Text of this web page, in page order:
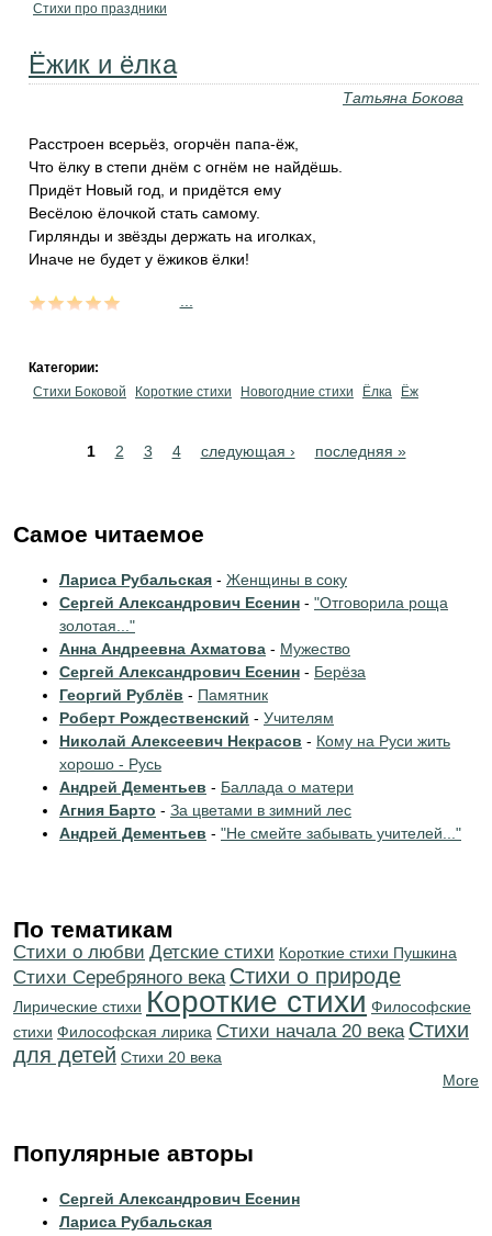
Стихи про праздники
Ёжик и ёлка
Татьяна Бокова
Расстроен всерьёз, огорчён папа-ёж,
Что ёлку в степи днём с огнём не найдёшь.
Придёт Новый год, и придётся ему
Весёлою ёлочкой стать самому.
Гирлянды и звёзды держать на иголках,
Иначе не будет у ёжиков ёлки!
Категории:
Стихи Боковой
Короткие стихи Новогодние стихи Ёлка Ёж
1 2 3 4 следующая › последняя »
Самое читаемое
Лариса Рубальская - Женщины в соку
Сергей Александрович Есенин - "Отговорила роща
золотая..."
Анна Андреевна Ахматова - Мужество
Сергей Александрович Есенин - Берёза
Георгий Рублёв - Памятник
Роберт Рождественский - Учителям
Николай Алексеевич Некрасов - Кому на Руси жить
хорошо - Русь
Андрей Дементьев - Баллада о матери
Агния Барто - За цветами в зимний лес
Андрей Дементьев - "Не смейте забывать учителей..."
По тематикам
Стихи о любви Детские стихи Короткие стихи Пушкина
Cтихи Серебряного века Стихи о природе
Лирические стихи Короткие стихи Философские
стихи Философская лирика Cтихи начала 20 века Стихи
для детей Стихи 20 века
More
Популярные авторы
Сергей Александрович Есенин
Лариса Рубальская